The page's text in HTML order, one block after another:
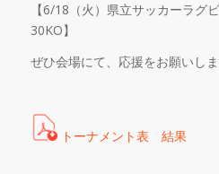
【6/18 （火）県立サッカーラグ
30KO】
ぜひ会場にて、応援をお願いしま
トーナメント表 結果